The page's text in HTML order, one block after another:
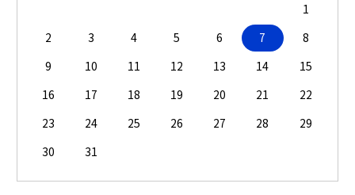
1
2
3 4 5 6 7
8
9
10 11 12 13 14
15
16
17 18 19 20 21
22
23
24 25 26 27 28
29
30
31